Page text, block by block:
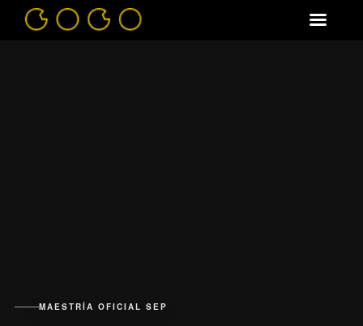
MAESTRÍA OFICIAL SEP